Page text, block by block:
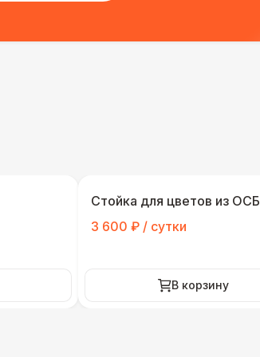
Стойка для цветов из ОСБ
3 600 ₽ / сутки
В корзину